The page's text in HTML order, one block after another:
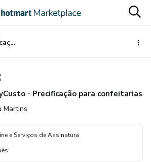
EasyCusto - Precificação para confeitarias
- Precificação para confeitarias
Martins
e Serviços de Assinatura